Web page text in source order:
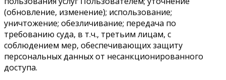
(обновление, изменение); использование;
уничтожение; обезличивание; передача по
требованию суда, в т.ч., третьим лицам, с
соблюдением мер, обеспечивающих защиту
персональных данных от несанкционированного
доступа.